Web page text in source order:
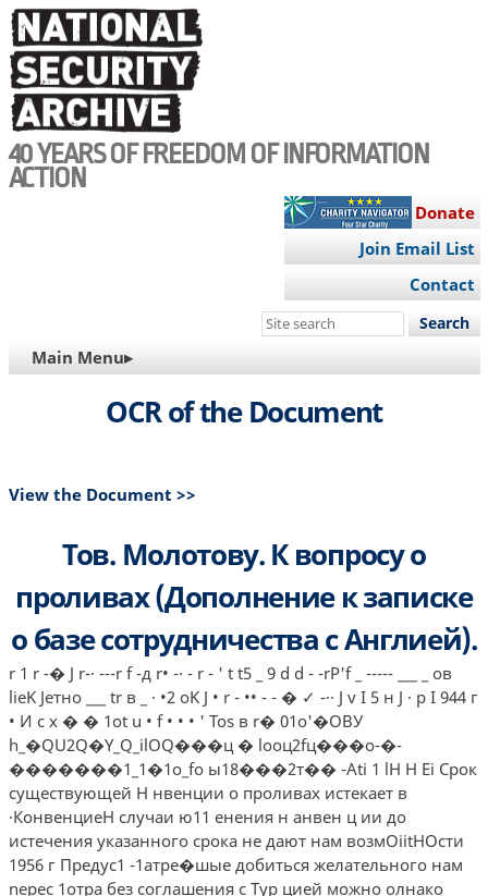
Skip
to
main
content
40 YEARS OF FREEDOM OF INFORMATION
ACTION
Donate
Join Email List
Contact
Search
site
MAIN
NAVIGATION
Main Menu▸
OCR of the Document
View the Document >>
Тов. Молотову. К вопросу о
проливах (Дополнение к записке
о базе сотрудничества с Англией).
r 1 r -� J r-· ---r f -д r• -· - r - ' t t5 _ 9 d d - -rP'f _ ----- ___ _ ов
lieK Jeтнo ___ tr в _ · •2 oK J • r - •• - - � ✓ -·· J v I 5 н J · р I 944 г
• И с х � � 1ot u • f • • • ' Tos в r� 01о'�ОВУ
h_�QU2Q�Y_Q_ilOQ���ц � lооц2fц���о-�-
�������1_1�1о_fо ы18���2т�� -Ati 1 lН H Ei Срок
существующей Н нвенции о проливах истекает в
·КонвенциеН случаи ю11 енения н анвен­ ц ии до
истечения указанного срока не дают нам возмОiitНОсти
1956 г Предус1 -1атре�шые добиться желательного нам
nерес 1отра без соглашения с Тур­ цией можно олнако